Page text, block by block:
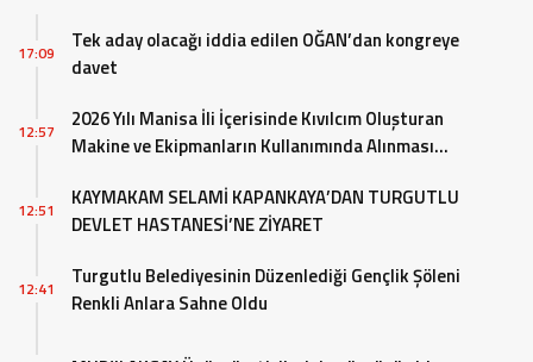
Tek aday olacağı iddia edilen OĞAN’dan kongreye
davet
17:09
2026 Yılı Manisa İli İçerisinde Kıvılcım Oluşturan
Makine ve Ekipmanların Kullanımında Alınması
12:57
KAYMAKAM SELAMİ KAPANKAYA’DAN TURGUTLU
DEVLET HASTANESİ’NE ZİYARET
12:51
Turgutlu Belediyesinin Düzenlediği Gençlik Şöleni
Renkli Anlara Sahne Oldu
12:41